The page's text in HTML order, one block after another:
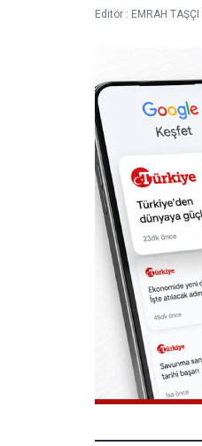
Editör : EMRAH TAŞÇI